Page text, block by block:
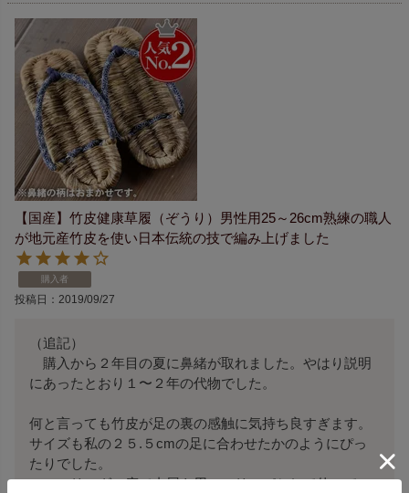
【国産】竹皮健康草履（ぞうり）男性用25～26cm熟練の職人
が地元産竹皮を使い日本伝統の技で編み上げました
購入者
投稿日 2019/09/27
（追記）
購入から２年目の夏に鼻緒が取れました。やはり説明
にあったとおり１〜２年の代物でした。
何と言っても竹皮が足の裏の感触に気持ち良すぎます。
サイズも私の２５.５cmの足に合わせたかのようにぴっ
たりでした。
フローリングの床で内履き用のスリッパとして使ってい